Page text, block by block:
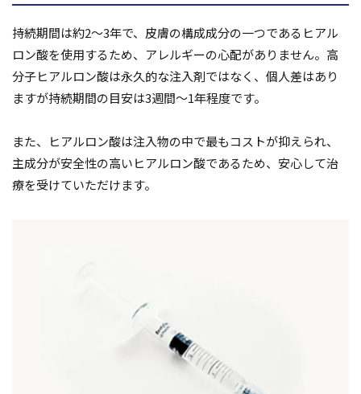
持続期間は約2～3年で、皮膚の構成成分の一つであるヒアル
ロン酸を使用するため、アレルギーの心配がありません。高
分子ヒアルロン酸は永久的な注入剤ではなく、個人差はあり
ますが持続期間の目安は3週間～1年程度です。
また、ヒアルロン酸は注入物の中で最もコストが抑えられ、
主成分が安全性の高いヒアルロン酸であるため、安心して治
療を受けていただけます。